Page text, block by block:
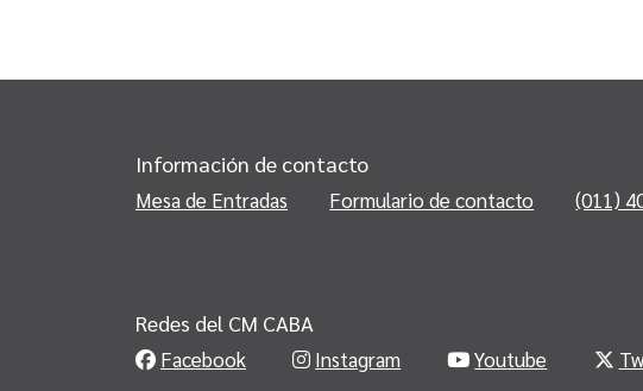
Información de contacto
Mesa de Entradas Formulario de contacto (011)
Redes del CM CABA
Facebook Instagram Youtube